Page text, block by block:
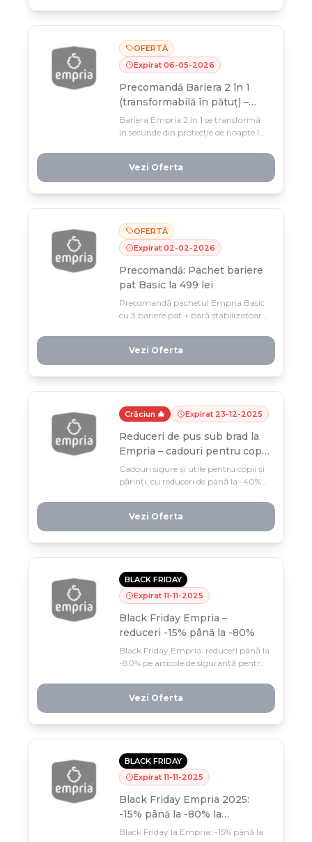
OFERTĂ
Expirat 06-05-2026
Precomandă Bariera 2 în 1
(transformabilă în pătuț) –
397 lei + livrare gratuită
Bariera Empria 2 în 1 se transformă
în secunde din protecție de noapte în
lei cu livrare gratuită și economisește
până la 7 mai!
Vezi Oferta
OFERTĂ
Expirat 02-02-2026
Precomandă: Pachet bariere
pat Basic la 499 lei
Precomandă pachetul Empria Basic
cu 3 bariere pat + bară stabilizatoare
4 februarie — oferta limitată până pe
3 februarie!
Vezi Oferta
Crăciun 🎄 Expirat 23-12-2025
Reduceri de pus sub brad la
Empria – cadouri pentru copii
și părinți
Cadouri sigure și utile pentru copii și
părinți, cu reduceri de până la -40%
produse pentru toată familia, gata de
pus sub brad!
Vezi Oferta
BLACK FRIDAY
Expirat 11-11-2025
Black Friday Empria –
reduceri -15% până la -80%
Black Friday Empria: reduceri până la
-80% pe articole de siguranță pentru
livrare rapidă (24-48h), profită acum
din 31 octombrie până 11 noiembrie!
Vezi Oferta
BLACK FRIDAY
Expirat 11-11-2025
Black Friday Empria 2025:
-15% până la -80% la
babyproofing
Black Friday la Empria: -15% până la